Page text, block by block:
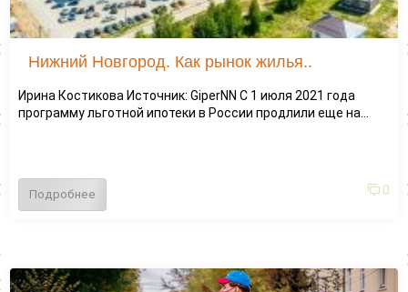
Нижний Новгород. Как рынок жилья..
Ирина Костикова Источник: GiperNN С 1 июля 2021 года
программу льготной ипотеки в России продлили еще на...
Подробнее 0